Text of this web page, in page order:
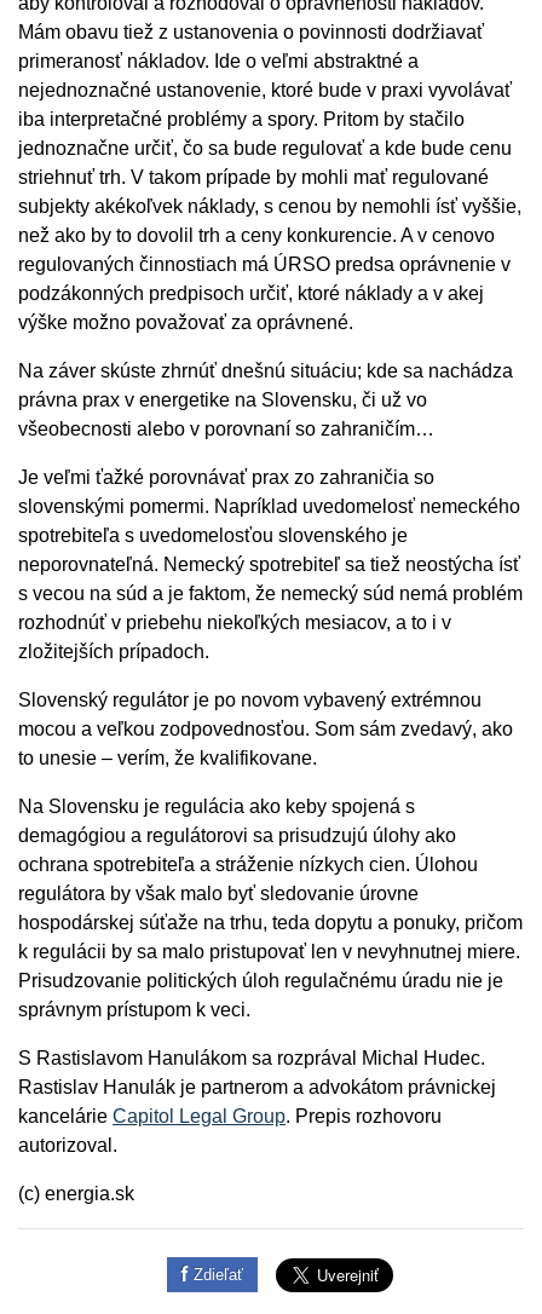
Mám obavu tiež z ustanovenia o povinnosti dodržiavať
primeranosť nákladov. Ide o veľmi abstraktné a
nejednoznačné ustanovenie, ktoré bude v praxi vyvolávať
iba interpretačné problémy a spory. Pritom by stačilo
jednoznačne určiť, čo sa bude regulovať a kde bude cenu
striehnuť trh. V takom prípade by mohli mať regulované
subjekty akékoľvek náklady, s cenou by nemohli ísť vyššie,
než ako by to dovolil trh a ceny konkurencie. A v cenovo
regulovaných činnostiach má ÚRSO predsa oprávnenie v
podzákonných predpisoch určiť, ktoré náklady a v akej
výške možno považovať za oprávnené.
Na záver skúste zhrnúť dnešnú situáciu; kde sa nachádza
právna prax v energetike na Slovensku, či už vo
všeobecnosti alebo v porovnaní so zahraničím…
Je veľmi ťažké porovnávať prax zo zahraničia so
slovenskými pomermi. Napríklad uvedomelosť nemeckého
spotrebiteľa s uvedomelosťou slovenského je
neporovnateľná. Nemecký spotrebiteľ sa tiež neostýcha ísť
s vecou na súd a je faktom, že nemecký súd nemá problém
rozhodnúť v priebehu niekoľkých mesiacov, a to i v
zložitejších prípadoch.
Slovenský regulátor je po novom vybavený extrémnou
mocou a veľkou zodpovednosťou. Som sám zvedavý, ako
to unesie – verím, že kvalifikovane.
Na Slovensku je regulácia ako keby spojená s
demagógiou a regulátorovi sa prisudzujú úlohy ako
ochrana spotrebiteľa a stráženie nízkych cien. Úlohou
regulátora by však malo byť sledovanie úrovne
hospodárskej súťaže na trhu, teda dopytu a ponuky, pričom
k regulácii by sa malo pristupovať len v nevyhnutnej miere.
Prisudzovanie politických úloh regulačnému úradu nie je
správnym prístupom k veci.
S Rastislavom Hanulákom sa rozprával Michal Hudec.
Rastislav Hanulák je partnerom a advokátom právnickej
kancelárie Capitol Legal Group. Prepis rozhovoru
autorizoval.
(c) energia.sk
Zdieľať